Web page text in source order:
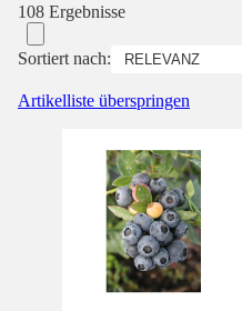
108 Ergebnisse
Sortiert nach:
Artikelliste überspringen